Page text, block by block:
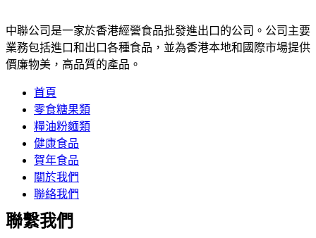
中聯公司是一家於香港經營食品批發進出口的公司。公司主要
業務包括進口和出口各種食品，並為香港本地和國際市場提供
價廉物美，高品質的產品。
首頁
零食糖果類
糧油粉麵類
健康食品
賀年食品
關於我們
聯絡我們
聯繫我們